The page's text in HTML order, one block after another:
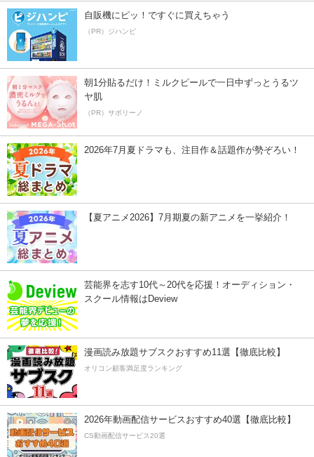
自販機にピッ！ですぐに買えちゃう
（PR）ジハンピ
朝1分貼るだけ！ミルクピールで一日中ずっとうるツ
ヤ肌
（PR）サボリーノ
2026年7月夏ドラマも、注目作＆話題作が勢ぞろい！
【夏アニメ2026】7月期夏の新アニメを一挙紹介！
芸能界を志す10代～20代を応援！オーディション・
スクール情報はDeview
漫画読み放題サブスクおすすめ11選【徹底比較】
オリコン顧客満足度ランキング
2026年動画配信サービスおすすめ40選【徹底比較】
CS動画配信サービス20選